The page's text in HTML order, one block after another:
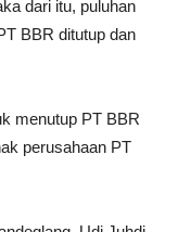
dari itu, puluhan
BBR ditutup dan
menutup PT BBR
perusahaan PT